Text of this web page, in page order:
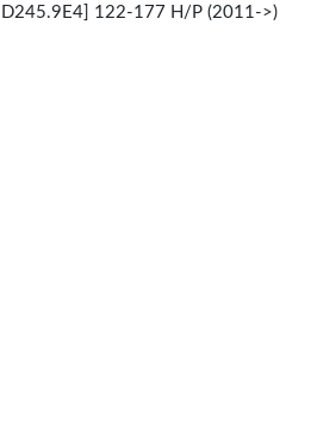
D245.9E4] 122-177 H/P (2011->)